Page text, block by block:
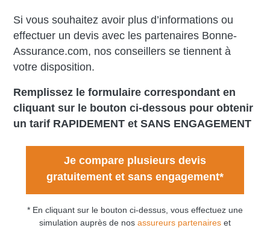
Si vous souhaitez avoir plus d’informations ou
effectuer un devis avec les partenaires Bonne-
Assurance.com, nos conseillers se tiennent à
votre disposition.
Remplissez le formulaire correspondant en
cliquant sur le bouton ci-dessous pour obtenir
un tarif RAPIDEMENT et SANS ENGAGEMENT
Je compare plusieurs devis
gratuitement et sans engagement*
* En cliquant sur le bouton ci-dessus, vous effectuez une
simulation auprès de nos assureurs partenaires et